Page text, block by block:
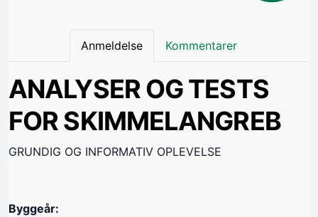
Anmeldelse Kommentarer
ANALYSER OG TESTS
FOR SKIMMELANGREB
GRUNDIG OG INFORMATIV OPLEVELSE
Byggeår: